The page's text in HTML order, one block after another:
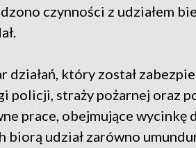
czynności z udziałem
działań, który został
policji, straży pożarnej oraz
prace, obejmujące wycinkę
biorą udział zarówno